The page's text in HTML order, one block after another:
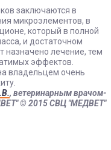
заключаются в
микроэлементов, в
который в полной
и достаточном
лечение, тем
эффектов.
владельцем очень
, ветеринарным врачом-
© 2015 СВЦ "МЕДВЕТ"